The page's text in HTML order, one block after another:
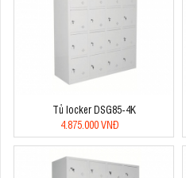
Tủ locker DSG85-4K
4.875.000 VNĐ